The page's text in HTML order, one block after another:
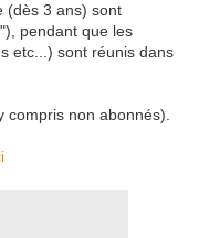
(dès 3 ans) sont
pendant que les
etc...) sont réunis dans
non abonnés).